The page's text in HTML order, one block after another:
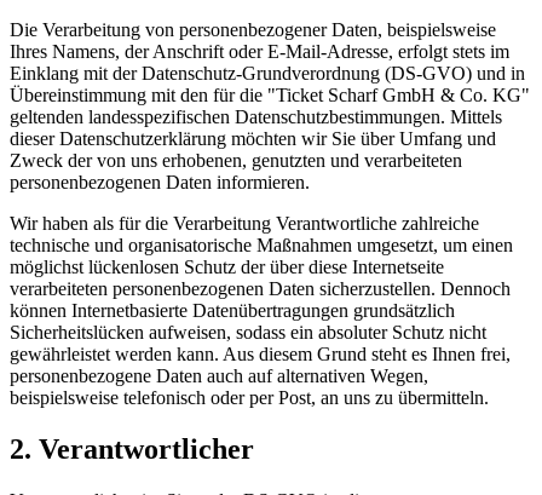
Die Verarbeitung von personenbezogener Daten, beispielsweise
Ihres Namens, der Anschrift oder E-Mail-Adresse, erfolgt stets im
Einklang mit der Datenschutz-Grundverordnung (DS-GVO) und in
Übereinstimmung mit den für die "Ticket Scharf GmbH & Co. KG"
geltenden landesspezifischen Datenschutzbestimmungen. Mittels
dieser Datenschutzerklärung möchten wir Sie über Umfang und
Zweck der von uns erhobenen, genutzten und verarbeiteten
personenbezogenen Daten informieren.
Wir haben als für die Verarbeitung Verantwortliche zahlreiche
technische und organisatorische Maßnahmen umgesetzt, um einen
möglichst lückenlosen Schutz der über diese Internetseite
verarbeiteten personenbezogenen Daten sicherzustellen. Dennoch
können Internetbasierte Datenübertragungen grundsätzlich
Sicherheitslücken aufweisen, sodass ein absoluter Schutz nicht
gewährleistet werden kann. Aus diesem Grund steht es Ihnen frei,
personenbezogene Daten auch auf alternativen Wegen,
beispielsweise telefonisch oder per Post, an uns zu übermitteln.
2. Verantwortlicher